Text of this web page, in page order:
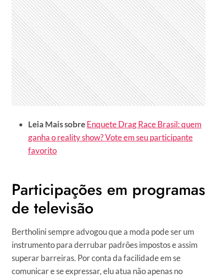
Leia Mais sobreEnquete Drag Race Brasil: quem
ganha o reality show? Vote em seu participante
favorito
Participações em programas
de televisão
Bertholini sempre advogou que a moda pode ser um
instrumento para derrubar padrões impostos e assim
superar barreiras. Por conta da facilidade em se
comunicar e se expressar, elu atua não apenas no